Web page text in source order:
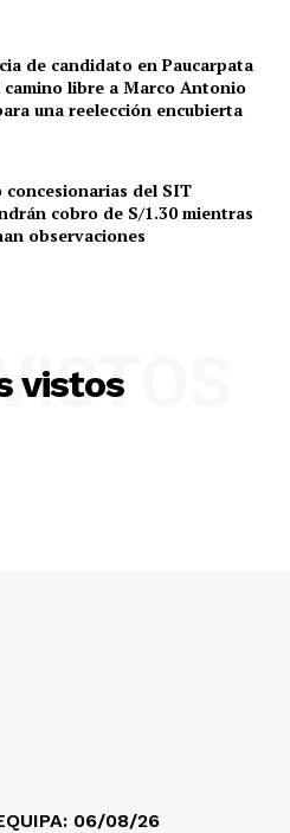
de candidato en Paucarpata
camino libre a Marco Antonio
una reelección encubierta
concesionarias del SIT
cobro de S/1.30 mientras
observaciones
vistos
06/08/26